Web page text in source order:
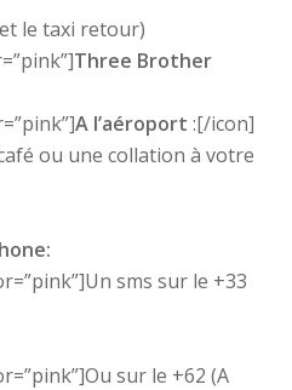
le taxi retour)
Three Brother
A l’aéroport :[/icon]
ou une collation à votre
sms sur le +33
sur le +62 (A